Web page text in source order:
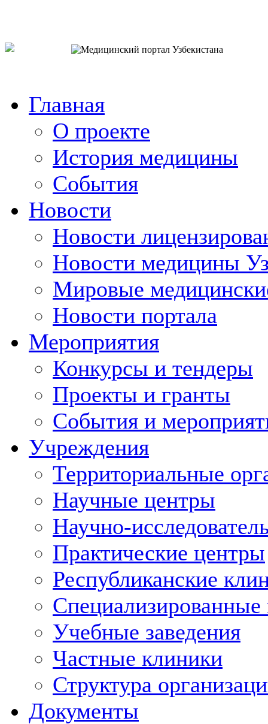
Главная
О проекте
История медицины
События
Новости
Новости
Новости медицины
Мировые
Новости портала
Мероприятия
Конкурсы и тендеры
Проекты и гранты
События и
Учреждения
Территориальные
Научные центры
Научно-
Практические центры
Республиканские
Учебные заведения
Частные клиники
Структура
Документы